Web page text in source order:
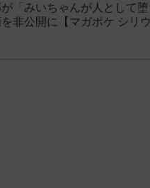
「みいちゃんが人として堕
非公開に【マガポケ シリウ